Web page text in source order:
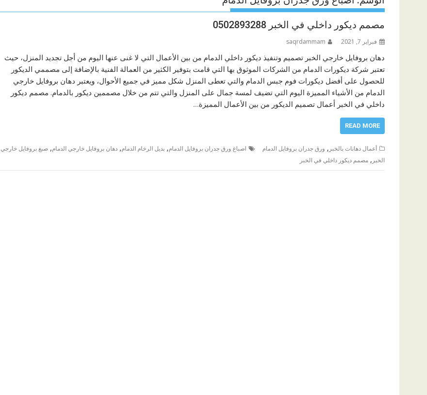
مصمم ديكور داخلي في الخبر 0502893288
فبراير 7, 2021 saqrdammam
دهان بروفايل خارجي الخبر تصميم وتنفيذ ديكور داخلي الدمام من بين الأعمال التي لا غنى عنها اليوم من أجل تجديد المنزل، حيث
تعتبر شركة ديكورات الدمام من الشركات الموثوق بها التي قامت بتوفير الكثير من العمالة الفنية بالإضافة إلى مصممي الديكور
للحصول على أفضل ديكورات فوم جبس الدمام والتي تعطى المنزل شكل مميز في جميع الأحوال، ويعتبر دهان بروفايل خارجي
الدمام من الأشياء المميزة اليوم التي تضيف لمسة جمال على المنزل والتي تتم من خلال مصممين ديكور بالدمام. مصمم ديكور
داخلي في الخبر أعمال تصميم الديكور من بين الأعمال المميزة…
READ MORE
أعمال دهانات بالخبر , ورق جدران بروفايل الدمام اصباغ ورق جدران بروفايل الدمام, بديل الرخام الدمام, دهان بروفايل خارجي الدمام, صبغ بروفايل خارجي
الخبر , مصمم ديكور داخلي في الخبر